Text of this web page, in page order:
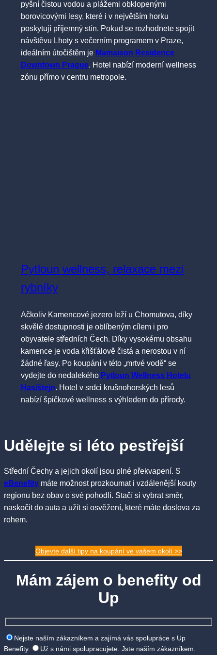
pyšní čistou vodou a plážemi obklopenými
borovicovými lesy, které i v největším horku
poskytují příjemný stín. Pokud se rozhodnete spojit
návštěvu Lhoty s večerním programem v Praze,
ideálním útočištěm je Mamaison Residence
Downtown Prague. Hotel nabízí moderní wellness
zónu přímo v centru metropole.
Pytloun wellness, relaxace mezi
rybníky
Ačkoliv Kamencové jezero leží u Chomutova, díky
skvělé dostupnosti je oblíbeným cílem i pro
obyvatele středních Čech. Díky vysokému obsahu
kamence je voda křišťálově čistá a nerostou v ní
žádné řasy. Po koupání v této „mrtvé vodě“ se
vydejte do nedalekého Pytloun Wellness Hotelu
Hasištejn. Hotel v srdci krušnohorských lesů
nabízí špičkové wellness s výhledem do přírody.
Udělejte si léto pestřejší
Střední Čechy a jejich okolí jsou plné překvapení. S
eBenefity máte možnost prozkoumat i vzdálenější kouty
regionu bez obav o své pohodlí. Stačí si vybrat směr,
naskočit do auta a užít si osvěžení, které máte doslova za
rohem.
Objevte další tipy na koupání ve vašem okolí >>
Mám zájem o benefity od
Up
Nejste naším zákazníkem a zajímá vás spolupráce s Up
Benefity.
Už s námi spolupracujete. Jste naším zákazníkem.